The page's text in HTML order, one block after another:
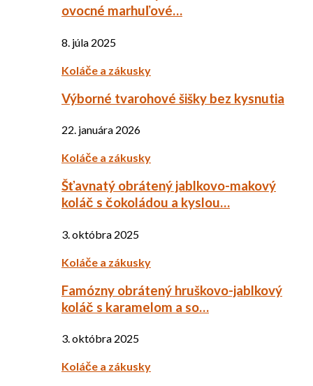
ovocné marhuľové…
8. júla 2025
Koláče a zákusky
Výborné tvarohové šišky bez kysnutia
22. januára 2026
Koláče a zákusky
Šťavnatý obrátený jablkovo-makový
koláč s čokoládou a kyslou…
3. októbra 2025
Koláče a zákusky
Famózny obrátený hruškovo-jablkový
koláč s karamelom a so…
3. októbra 2025
Koláče a zákusky